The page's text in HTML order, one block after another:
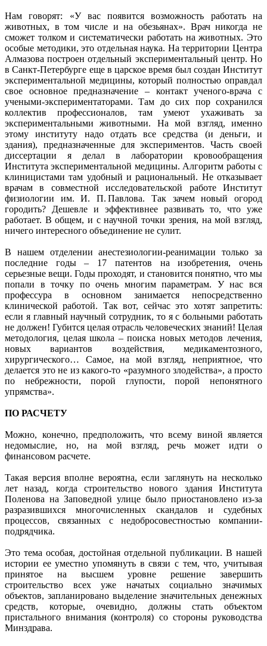
Нам говорят: «У вас появится возможность работать на
животных, в том числе и на обезьянах». Врач никогда не
сможет толком и систематически работать на животных. Это
особые методики, это отдельная наука. На территории Центра
Алмазова построен отдельный экспериментальный центр. Но
в Санкт-Петербурге еще в царское время был создан Институт
экспериментальной медицины, который полностью оправдал
свое основное предназначение – контакт ученого-врача с
учеными-экспериментаторами. Там до сих пор сохранился
коллектив профессионалов, там умеют ухаживать за
экспериментальными животными. На мой взгляд, именно
этому институту надо отдать все средства (и деньги, и
здания), предназначенные для экспериментов. Часть своей
диссертации я делал в лаборатории кровообращения
Института экспериментальной медицины. Алгоритм работы с
клиницистами там удобный и рациональный. Не отказывает
врачам в совместной исследовательской работе Институт
физиологии им. И. П. Павлова. Так зачем новый огород
городить? Дешевле и эффективнее развивать то, что уже
работает. В общем, и с научной точки зрения, на мой взгляд,
ничего интересного объединение не сулит.
В нашем отделении анестезиологии-реанимации только за
последние годы – 17 патентов на изобретения, очень
серьезные вещи. Годы проходят, и становится понятно, что мы
попали в точку по очень многим параметрам. У нас вся
профессура в основном занимается непосредственно
клинической работой. Так вот, сейчас это хотят запретить:
если я главный научный сотрудник, то я с больными работать
не должен! Губится целая отрасль человеческих знаний! Целая
методология, целая школа – поиска новых методов лечения,
новых вариантов воздействия, медикаментозного,
хирургического… Самое, на мой взгляд, неприятное, что
делается это не из какого-то «разумного злодейства», а просто
по небрежности, порой глупости, порой непонятного
упрямства».
ПО РАСЧЕТУ
Можно, конечно, предположить, что всему виной является
недомыслие, но, на мой взгляд, речь может идти о
финансовом расчете.
Такая версия вполне вероятна, если заглянуть на несколько
лет назад, когда строительство нового здания Института
Поленова на Заповедной улице было приостановлено из-за
разразившихся многочисленных скандалов и судебных
процессов, связанных с недобросовестностью компании-
подрядчика.
Это тема особая, достойная отдельной публикации. В нашей
истории ее уместно упомянуть в связи с тем, что, учитывая
принятое на высшем уровне решение завершить
строительство всех уже начатых социально значимых
объектов, запланировано выделение значительных денежных
средств, которые, очевидно, должны стать объектом
пристального внимания (контроля) со стороны руководства
Минздрава.